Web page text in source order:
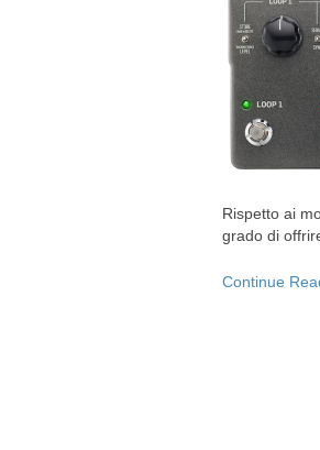
Rispetto ai
grado di
Continue